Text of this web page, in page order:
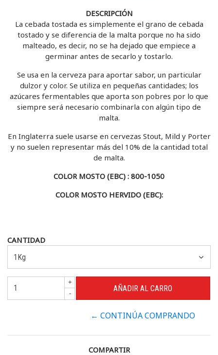
DESCRIPCIÓN
La cebada tostada es simplemente el grano de cebada
tostado y se diferencia de la malta porque no ha sido
malteado, es decir, no se ha dejado que empiece a
germinar antes de secarlo y tostarlo.
Se usa en la cerveza para aportar sabor, un particular
dulzor y color. Se utiliza en pequeñas cantidades; los
azúcares fermentables que aporta son pobres por lo que
siempre será necesario combinarla con algún tipo de
malta.
En Inglaterra suele usarse en cervezas Stout, Mild y Porter
y no suelen representar más del 10% de la cantidad total
de malta.
COLOR MOSTO (EBC) : 800-1050
COLOR MOSTO HERVIDO (EBC):
CANTIDAD
+
-
← CONTINÚA COMPRANDO
COMPARTIR